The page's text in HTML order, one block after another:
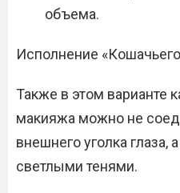
объема.
Исполнение
Также в этом варианте
макияжа можно не
внешнего уголка глаза,
светлыми тенями.